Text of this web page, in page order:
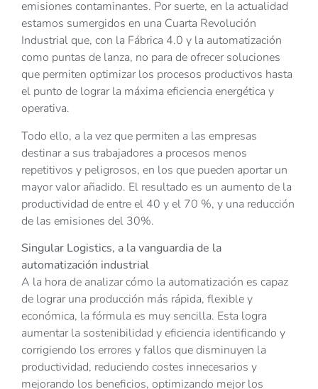
emisiones contaminantes. Por suerte, en la actualidad
estamos sumergidos en una Cuarta Revolución
Industrial que, con la Fábrica 4.0 y la automatización
como puntas de lanza, no para de ofrecer soluciones
que permiten optimizar los procesos productivos hasta
el punto de lograr la máxima eficiencia energética y
operativa.
Todo ello, a la vez que permiten a las empresas
destinar a sus trabajadores a procesos menos
repetitivos y peligrosos, en los que pueden aportar un
mayor valor añadido. El resultado es un aumento de la
productividad de entre el 40 y el 70 %, y una reducción
de las emisiones del 30%.
Singular Logistics, a la vanguardia de la
automatización industrial
A la hora de analizar cómo la automatización es capaz
de lograr una producción más rápida, flexible y
económica, la fórmula es muy sencilla. Esta logra
aumentar la sostenibilidad y eficiencia identificando y
corrigiendo los errores y fallos que disminuyen la
productividad, reduciendo costes innecesarios y
mejorando los beneficios, optimizando mejor los